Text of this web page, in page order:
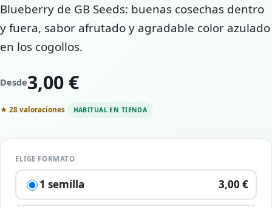
Blueberry de GB Seeds: buenas cosechas dentro
y fuera, sabor afrutado y agradable color azulado
en los cogollos.
Desde3,00 €
★ 28 valoraciones HABITUAL EN TIENDA
ELIGE FORMATO
1 semilla 3,00 €